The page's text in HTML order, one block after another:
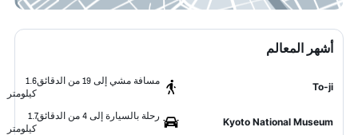
أشهر المعالم
To-ji
مسافة مشي إلى 19 من الدقائق
1.6
كيلومتر
Kyoto National Museum
رحلة بالسيارة إلى 4 من الدقائق
1.7
كيلومتر